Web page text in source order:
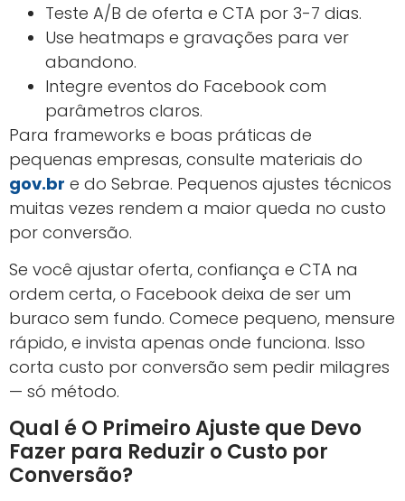
Teste A/B de oferta e CTA por 3-7 dias.
Use heatmaps e gravações para ver
abandono.
Integre eventos do Facebook com
parâmetros claros.
Para frameworks e boas práticas de
pequenas empresas, consulte materiais do
gov.br e do Sebrae. Pequenos ajustes técnicos
muitas vezes rendem a maior queda no custo
por conversão.
Se você ajustar oferta, confiança e CTA na
ordem certa, o Facebook deixa de ser um
buraco sem fundo. Comece pequeno, mensure
rápido, e invista apenas onde funciona. Isso
corta custo por conversão sem pedir milagres
— só método.
Qual é O Primeiro Ajuste que Devo
Fazer para Reduzir o Custo por
Conversão?